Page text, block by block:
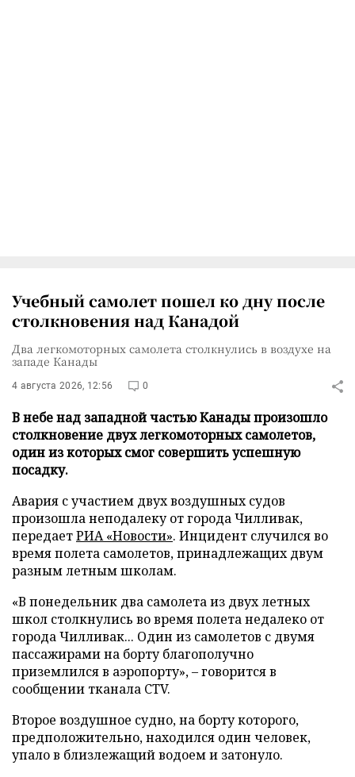
Учебный самолет пошел ко дну после
столкновения над Канадой
Два легкомоторных самолета столкнулись в воздухе на
западе Канады
4 августа 2026, 12:56 0
В небе над западной частью Канады произошло
столкновение двух легкомоторных самолетов,
один из которых смог совершить успешную
посадку.
Авария с участием двух воздушных судов
произошла неподалеку от города Чилливак,
передаетРИА «Новости». Инцидент случился во
время полета самолетов, принадлежащих двум
разным летным школам.
«В понедельник два самолета из двух летных
школ столкнулись во время полета недалеко от
города Чилливак... Один из самолетов с двумя
пассажирами на борту благополучно
приземлился в аэропорту», – говорится в
сообщении тканала CTV.
Второе воздушное судно, на борту которого,
предположительно, находился один человек,
упало в близлежащий водоем и затонуло.